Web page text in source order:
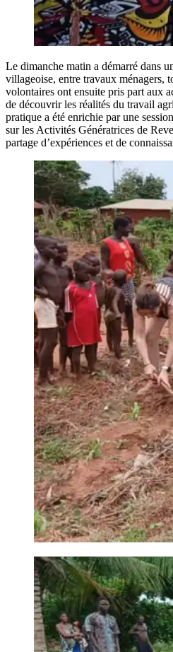
Le dimanche matin a démarré dans
villageoise, entre travaux ménagers,
volontaires ont ensuite pris part aux
de découvrir les réalités du travail
pratique a été enrichie par une
sur les Activités Génératrices de
partage d’expériences et de